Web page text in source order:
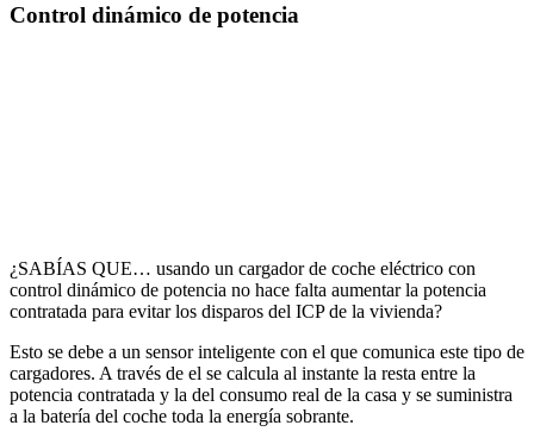
Control dinámico de potencia
¿SABÍAS QUE… usando un cargador de coche eléctrico con
control dinámico de potencia no hace falta aumentar la potencia
contratada para evitar los disparos del ICP de la vivienda?
Esto se debe a un sensor inteligente con el que comunica este tipo de
cargadores. A través de el se calcula al instante la resta entre la
potencia contratada y la del consumo real de la casa y se suministra
a la batería del coche toda la energía sobrante.